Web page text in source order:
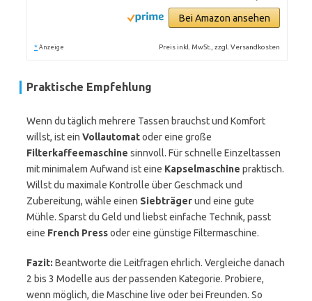
Bei Amazon ansehen
* Anzeige Preis inkl. MwSt., zzgl. Versandkosten
Praktische Empfehlung
Wenn du täglich mehrere Tassen brauchst und Komfort
willst, ist ein Vollautomatoder eine große
Filterkaffeemaschine sinnvoll. Für schnelle Einzeltassen
mit minimalem Aufwand ist eine Kapselmaschine praktisch.
Willst du maximale Kontrolle über Geschmack und
Zubereitung, wähle einen Siebträgerund eine gute
Mühle. Sparst du Geld und liebst einfache Technik, passt
eine French Pressoder eine günstige Filtermaschine.
Fazit: Beantworte die Leitfragen ehrlich. Vergleiche danach
2 bis 3 Modelle aus der passenden Kategorie. Probiere,
wenn möglich, die Maschine live oder bei Freunden. So